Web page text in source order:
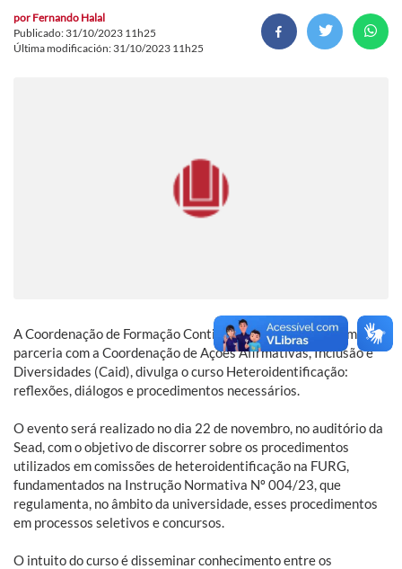
por Fernando Halal
Publicado: 31/10/2023 11h25
Última modificación: 31/10/2023 11h25
A Coordenação de Formação Continuada (CFC-Progep), em
parceria com a Coordenação de Ações Afirmativas, Inclusão e
Diversidades (Caid), divulga o curso Heteroidentificação:
reflexões, diálogos e procedimentos necessários.
O evento será realizado no dia 22 de novembro, no auditório da
Sead, com o objetivo de discorrer sobre os procedimentos
utilizados em comissões de heteroidentificação na FURG,
fundamentados na Instrução Normativa Nº 004/23, que
regulamenta, no âmbito da universidade, esses procedimentos
em processos seletivos e concursos.
O intuito do curso é disseminar conhecimento entre os